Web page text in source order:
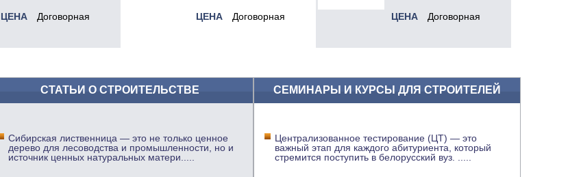
ЦЕНА Договорная ЦЕНА Договорная ЦЕНА Договорная
СТАТЬИ О СТРОИТЕЛЬСТВЕ
Сибирская лиственница — это не только ценное
дерево для лесоводства и промышленности, но и
источник ценных натуральных матери
СЕМИНАРЫ И КУРСЫ ДЛЯ СТРОИТЕЛЕЙ
Централизованное тестирование (ЦТ) — это
важный этап для каждого абитуриента, который
стремится поступить в белорусский вуз.